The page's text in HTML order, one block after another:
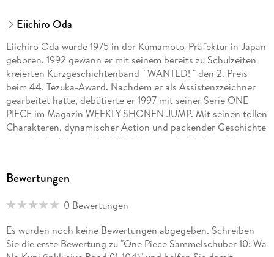
Eiichiro Oda
Eiichiro Oda wurde 1975 in der Kumamoto-Präfektur in Japan
geboren. 1992 gewann er mit seinem bereits zu Schulzeiten
kreierten Kurzgeschichtenband " WANTED! " den 2. Preis
beim 44. Tezuka-Award. Nachdem er als Assistenzzeichner
gearbeitet hatte, debütierte er 1997 mit seiner Serie ONE
PIECE im Magazin WEEKLY SHONEN JUMP. Mit seinen tollen
Charakteren, dynamischer Action und packender Geschichte
genießt der Manga ONE PIECE eine unglaublich große
multimedial große Erfolge: die Serie wurde als Anime
u. v. m. Die Serie hat auch in Europa und den USA unzählige
dreimonatlich bei Carlsen, außerdem sind mehrere Guides
und Romane sowie der Kurzgeschichtenband WANTED
Bewertungen
0 Bewertungen
Es wurden noch keine Bewertungen abgegeben. Schreiben
Sie die erste Bewertung zu "One Piece Sammelschuber 10: Wa